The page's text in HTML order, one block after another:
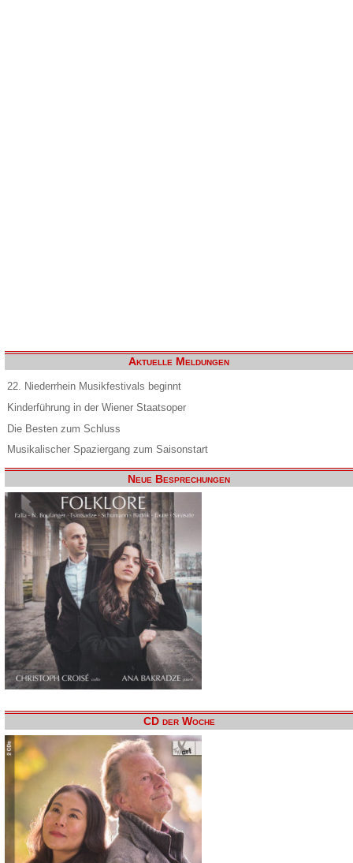
Aktuelle Meldungen
22. Niederrhein Musikfestivals beginnt
Kinderführung in der Wiener Staatsoper
Die Besten zum Schluss
Musikalischer Spaziergang zum Saisonstart
Neue Besprechungen
CD der Woche